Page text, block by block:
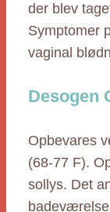
der blev
Symptomer
vaginal
Desogen
Opbevares
(68-77 F).
sollys. Det